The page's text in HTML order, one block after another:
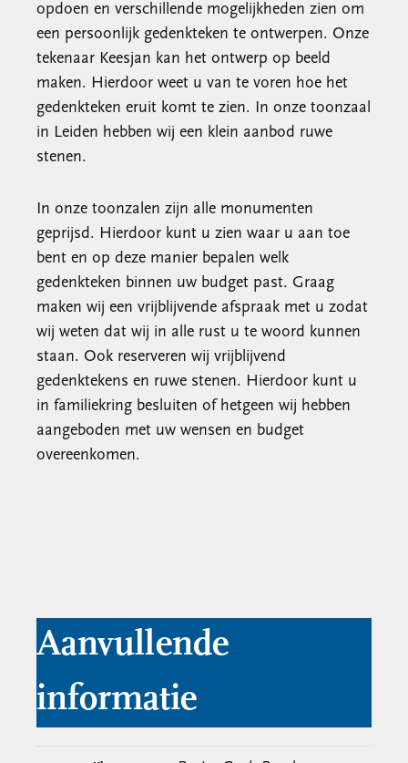
opdoen en verschillende mogelijkheden zien om
een persoonlijk gedenkteken te ontwerpen. Onze
tekenaar Keesjan kan het ontwerp op beeld
maken. Hierdoor weet u van te voren hoe het
gedenkteken eruit komt te zien. In onze toonzaal
in Leiden hebben wij een klein aanbod ruwe
stenen.
In onze toonzalen zijn alle monumenten
geprijsd. Hierdoor kunt u zien waar u aan toe
bent en op deze manier bepalen welk
gedenkteken binnen uw budget past. Graag
maken wij een vrijblijvende afspraak met u zodat
wij weten dat wij in alle rust u te woord kunnen
staan. Ook reserveren wij vrijblijvend
gedenktekens en ruwe stenen. Hierdoor kunt u
in familiekring besluiten of hetgeen wij hebben
aangeboden met uw wensen en budget
overeenkomen.
Aanvullende
informatie